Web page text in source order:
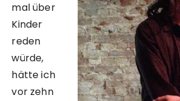
mal über
Kinder
reden
würde,
hätte ich
vor zehn